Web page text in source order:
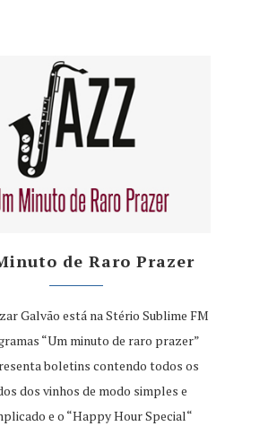
de Raro Prazer
Galvão está na Stério Sublime FM
“Um minuto de raro prazer”
boletins contendo todos os
dos vinhos de modo simples e
e o “Happy Hour Special“